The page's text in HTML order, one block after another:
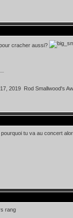
cracher aussi?
2019 Rod Smallwood's
tu va au concert
rang